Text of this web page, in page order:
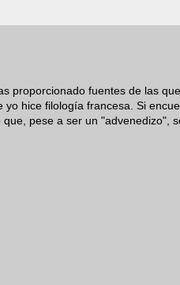
proporcionado fuentes de las que
hice filología francesa. Si
pese a ser un "advenedizo",